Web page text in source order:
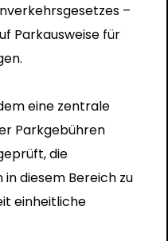
–
Parkausweise für
eine zentrale
Parkgebühren
die
diesem Bereich zu
einheitliche